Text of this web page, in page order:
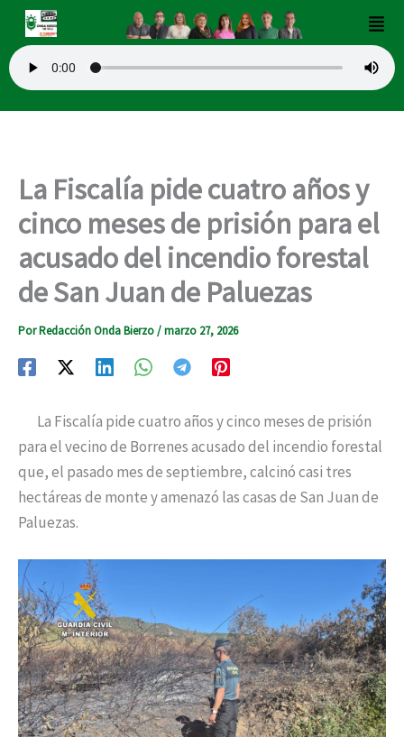
contenido
La Fiscalía pide cuatro años y
cinco meses de prisión para el
acusado del incendio forestal
de San Juan de Paluezas
PorRedacción Onda Bierzo/marzo 27, 2026
La Fiscalía pide cuatro años y cinco meses de prisión
para el vecino de Borrenes acusado del incendio forestal
que, el pasado mes de septiembre, calcinó casi tres
hectáreas de monte y amenazó las casas de San Juan de
Paluezas.